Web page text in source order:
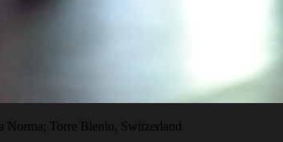
Norma; Torre Blenio, Switzerland